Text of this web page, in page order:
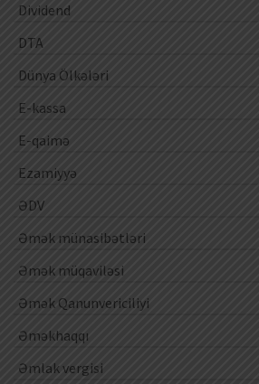
Dividend
DTA
Dünya Ölkələri
E-kassa
E-qaimə
Ezamiyyə
ƏDV
Əmək münasibətləri
Əmək müqaviləsi
Əmək Qanunvericiliyi
Əməkhaqqı
Əmlak vergisi